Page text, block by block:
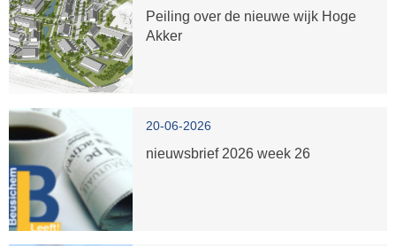
Peiling over de nieuwe wijk Hoge
Akker
20-06-2026
nieuwsbrief 2026 week 26